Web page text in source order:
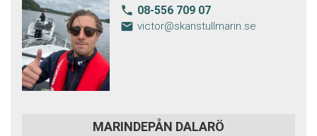
local_phone 08-556 709 07
email victor@skanstullmarin.se
MARINDEPÅN DALARÖ